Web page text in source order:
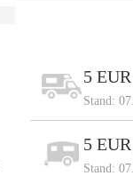
5
Stand:
5
Stand: